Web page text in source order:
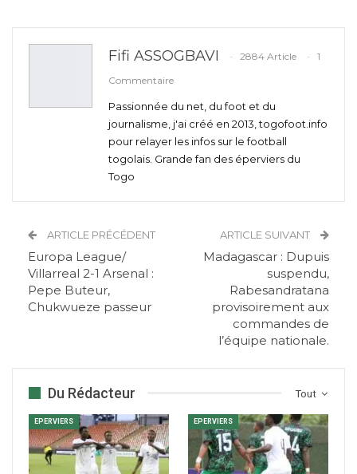
Fifi ASSOGBAVI 2884 Article
1
Commentaire
Passionnée du net, du foot et du
journalisme, j'ai créé en 2013, togofoot.info
pour relayer les infos sur le football
togolais. Grande fan des éperviers du
Togo
ARTICLE PRÉCÉDENT
Europa League/
Villarreal 2-1 Arsenal :
Pepe Buteur,
Chukwueze passeur
ARTICLE SUIVANT
Madagascar : Dupuis
suspendu,
Rabesandratana
provisoirement aux
commandes de
l’équipe nationale.
Tout
Du Rédacteur
EPERVIERS EPERVIERS